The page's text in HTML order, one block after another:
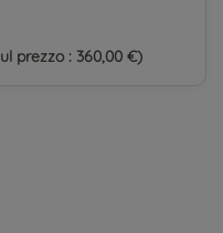
prezzo : 360,00 €)